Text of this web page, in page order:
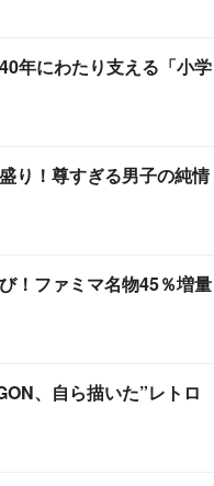
年にわたり支える「小学
り！尊すぎる男子の純情
！ファミマ名物45％増量
、自ら描いた”レトロ